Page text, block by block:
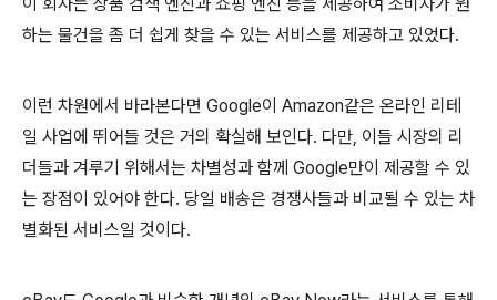
하는 물건을 좀 더 쉽게 찾을 수 있는 서비스를 제공하고 있었다.
이런 차원에서 바라본다면 Google이 Amazon같은 온라인 리테
일 사업에 뛰어들 것은 거의 확실해 보인다. 다만, 이들 시장의 리
더들과 겨루기 위해서는 차별성과 함께 Google만이 제공할 수 있
는 장점이 있어야 한다. 당일 배송은 경쟁사들과 비교될 수 있는 차
별화된 서비스일 것이다.